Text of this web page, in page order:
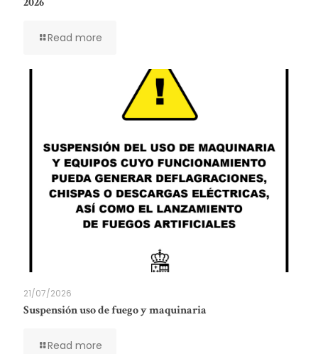
Read more
21/07/2026
Suspensión uso de fuego y maquinaria
Read more